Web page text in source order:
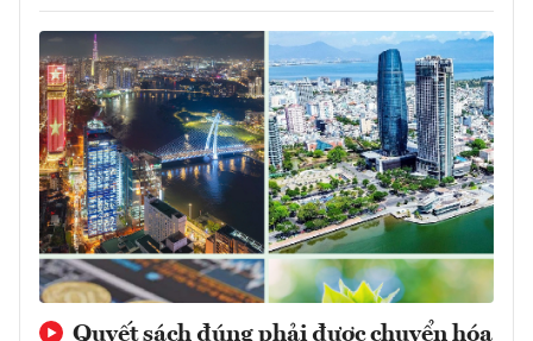
Quyết sách đúng phải được chuyển hóa